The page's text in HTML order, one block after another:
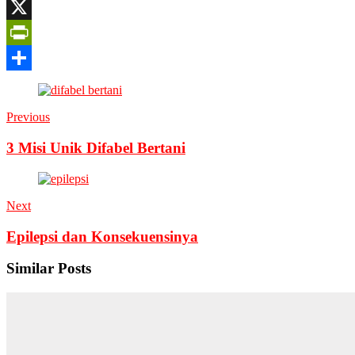
Google
Translate
X
PrintFriendly
Previous
3 Misi Unik Difabel Bertani
Next
Epilepsi dan Konsekuensinya
Similar Posts